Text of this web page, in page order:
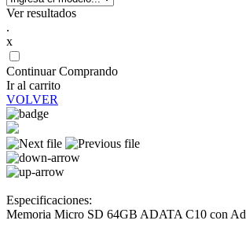
Ver resultados
.
x
Continuar Comprando
Ir al carrito
VOLVER
Especificaciones:
Memoria Micro SD 64GB ADATA C10 con